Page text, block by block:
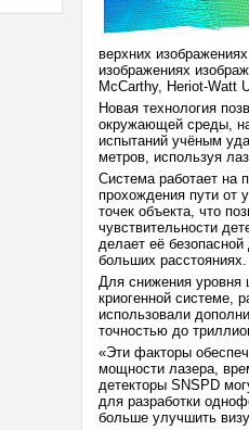
верхних
изображениях
McCarthy, Heriot-Watt
Новая технология
окружающей среды,
испытаний учёным
метров, используя
Система работает на
прохождения пути от
точек объекта, что
чувствительности
делает её
больших расстояниях.
Для снижения уровня
криогенной системе,
использовали
точностью до
«Эти факторы
мощности лазера,
детекторы SNSPD
для разработки
больше улучшить